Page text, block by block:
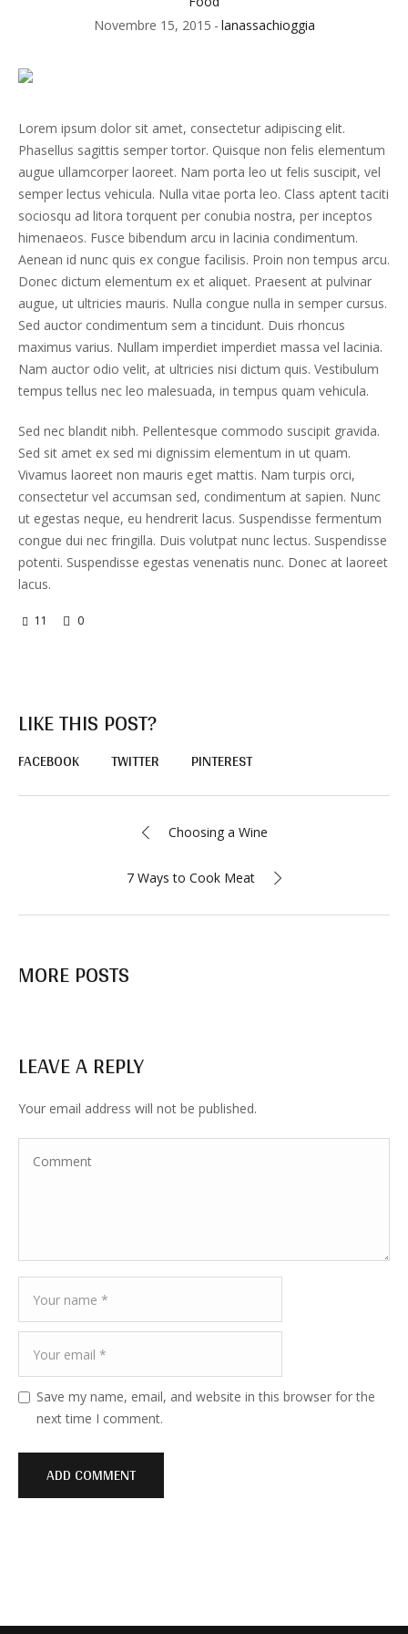
Novembre 15, 2015
lanassachioggia
Lorem ipsum dolor sit amet, consectetur adipiscing elit.
Phasellus sagittis semper tortor. Quisque non felis elementum
augue ullamcorper laoreet. Nam porta leo ut felis suscipit, vel
semper lectus vehicula. Nulla vitae porta leo. Class aptent taciti
sociosqu ad litora torquent per conubia nostra, per inceptos
himenaeos. Fusce bibendum arcu in lacinia condimentum.
Aenean id nunc quis ex congue facilisis. Proin non tempus arcu.
Donec dictum elementum ex et aliquet. Praesent at pulvinar
augue, ut ultricies mauris. Nulla congue nulla in semper cursus.
Sed auctor condimentum sem a tincidunt. Duis rhoncus
maximus varius. Nullam imperdiet imperdiet massa vel lacinia.
Nam auctor odio velit, at ultricies nisi dictum quis. Vestibulum
tempus tellus nec leo malesuada, in tempus quam vehicula.
Sed nec blandit nibh. Pellentesque commodo suscipit gravida.
Sed sit amet ex sed mi dignissim elementum in ut quam.
Vivamus laoreet non mauris eget mattis. Nam turpis orci,
consectetur vel accumsan sed, condimentum at sapien. Nunc
ut egestas neque, eu hendrerit lacus. Suspendisse fermentum
congue dui nec fringilla. Duis volutpat nunc lectus. Suspendisse
potenti. Suspendisse egestas venenatis nunc. Donec at laoreet
lacus.
11 0
LIKE THIS POST?
FACEBOOK TWITTER PINTEREST
Choosing a Wine
7 Ways to Cook Meat
MORE POSTS
LEAVE A REPLY
Your email address will not be published.
Save my name, email, and website in this browser for the
next time I comment.